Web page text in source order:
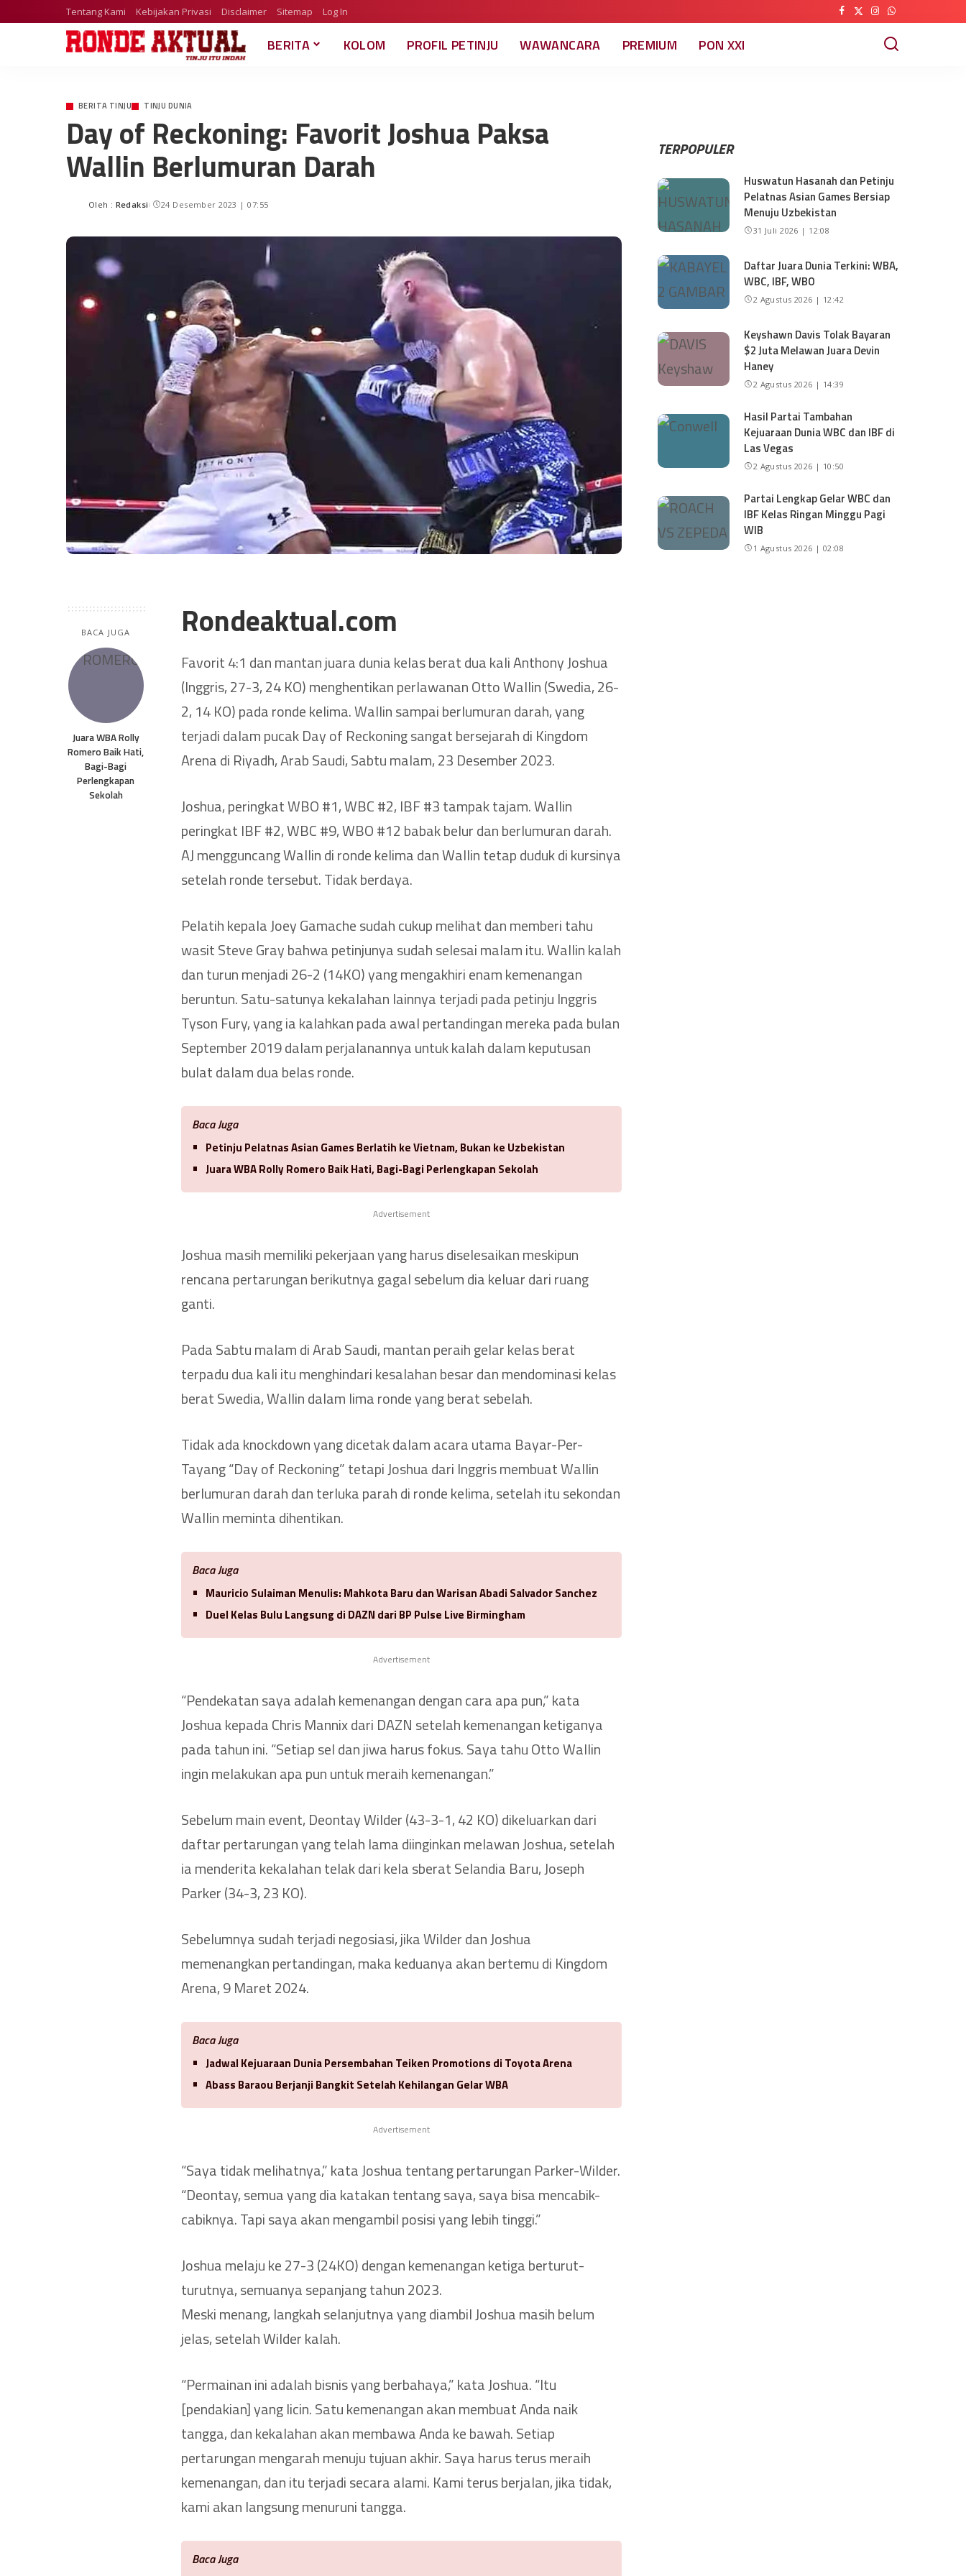
Tentang Kami Kebijakan Privasi Disclaimer Sitemap Log In
BERITA KOLOM PROFIL PETINJU WAWANCARA PREMIUM PON XXI
BERITA TINJU TINJU DUNIA
Day of Reckoning: Favorit Joshua Paksa
Wallin Berlumuran Darah
Oleh : Redaksi 24 Desember 2023 | 07:55
BACA JUGA
Juara WBA Rolly
Romero Baik Hati,
Bagi-Bagi
Perlengkapan
Sekolah
Rondeaktual.com
Favorit 4:1 dan mantan juara dunia kelas berat dua kali Anthony Joshua
(Inggris, 27-3, 24 KO) menghentikan perlawanan Otto Wallin (Swedia, 26-
2, 14 KO) pada ronde kelima. Wallin sampai berlumuran darah, yang
terjadi dalam pucak Day of Reckoning sangat bersejarah di Kingdom
Arena di Riyadh, Arab Saudi, Sabtu malam, 23 Desember 2023.
Joshua, peringkat WBO #1, WBC #2, IBF #3 tampak tajam. Wallin
peringkat IBF #2, WBC #9, WBO #12 babak belur dan berlumuran darah.
AJ mengguncang Wallin di ronde kelima dan Wallin tetap duduk di kursinya
setelah ronde tersebut. Tidak berdaya.
Pelatih kepala Joey Gamache sudah cukup melihat dan memberi tahu
wasit Steve Gray bahwa petinjunya sudah selesai malam itu. Wallin kalah
dan turun menjadi 26-2 (14KO) yang mengakhiri enam kemenangan
beruntun. Satu-satunya kekalahan lainnya terjadi pada petinju Inggris
Tyson Fury, yang ia kalahkan pada awal pertandingan mereka pada bulan
September 2019 dalam perjalanannya untuk kalah dalam keputusan
bulat dalam dua belas ronde.
Baca Juga
Petinju Pelatnas Asian Games Berlatih ke Vietnam, Bukan ke Uzbekistan
Juara WBA Rolly Romero Baik Hati, Bagi-Bagi Perlengkapan Sekolah
Advertisement
Joshua masih memiliki pekerjaan yang harus diselesaikan meskipun
rencana pertarungan berikutnya gagal sebelum dia keluar dari ruang
ganti.
Pada Sabtu malam di Arab Saudi, mantan peraih gelar kelas berat
terpadu dua kali itu menghindari kesalahan besar dan mendominasi kelas
berat Swedia, Wallin dalam lima ronde yang berat sebelah.
Tidak ada knockdown yang dicetak dalam acara utama Bayar-Per-
Tayang “Day of Reckoning” tetapi Joshua dari Inggris membuat Wallin
berlumuran darah dan terluka parah di ronde kelima, setelah itu sekondan
Wallin meminta dihentikan.
Baca Juga
Mauricio Sulaiman Menulis: Mahkota Baru dan Warisan Abadi Salvador Sanchez
Duel Kelas Bulu Langsung di DAZN dari BP Pulse Live Birmingham
Advertisement
“Pendekatan saya adalah kemenangan dengan cara apa pun,” kata
Joshua kepada Chris Mannix dari DAZN setelah kemenangan ketiganya
pada tahun ini. “Setiap sel dan jiwa harus fokus. Saya tahu Otto Wallin
ingin melakukan apa pun untuk meraih kemenangan.”
Sebelum main event, Deontay Wilder (43-3-1, 42 KO) dikeluarkan dari
daftar pertarungan yang telah lama diinginkan melawan Joshua, setelah
ia menderita kekalahan telak dari kela sberat Selandia Baru, Joseph
Parker (34-3, 23 KO).
Sebelumnya sudah terjadi negosiasi, jika Wilder dan Joshua
memenangkan pertandingan, maka keduanya akan bertemu di Kingdom
Arena, 9 Maret 2024.
Baca Juga
Jadwal Kejuaraan Dunia Persembahan Teiken Promotions di Toyota Arena
Abass Baraou Berjanji Bangkit Setelah Kehilangan Gelar WBA
Advertisement
“Saya tidak melihatnya,” kata Joshua tentang pertarungan Parker-Wilder.
“Deontay, semua yang dia katakan tentang saya, saya bisa mencabik-
cabiknya. Tapi saya akan mengambil posisi yang lebih tinggi.”
Joshua melaju ke 27-3 (24KO) dengan kemenangan ketiga berturut-
turutnya, semuanya sepanjang tahun 2023.
Meski menang, langkah selanjutnya yang diambil Joshua masih belum
jelas, setelah Wilder kalah.
“Permainan ini adalah bisnis yang berbahaya,” kata Joshua. “Itu
[pendakian] yang licin. Satu kemenangan akan membuat Anda naik
tangga, dan kekalahan akan membawa Anda ke bawah. Setiap
pertarungan mengarah menuju tujuan akhir. Saya harus terus meraih
kemenangan, dan itu terjadi secara alami. Kami terus berjalan, jika tidak,
kami akan langsung menuruni tangga.
Baca Juga
TERPOPULER
Huswatun Hasanah dan Petinju
Pelatnas Asian Games Bersiap
Menuju Uzbekistan
31 Juli 2026 | 12:08
Daftar Juara Dunia Terkini: WBA,
WBC, IBF, WBO
2 Agustus 2026 | 12:42
Keyshawn Davis Tolak Bayaran
$2 Juta Melawan Juara Devin
Haney
2 Agustus 2026 | 14:39
Hasil Partai Tambahan
Kejuaraan Dunia WBC dan IBF di
Las Vegas
2 Agustus 2026 | 10:50
Partai Lengkap Gelar WBC dan
IBF Kelas Ringan Minggu Pagi
WIB
1 Agustus 2026 | 02:08